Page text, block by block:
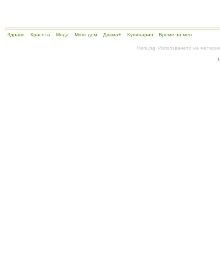
Здраве Красота Мода Моят дом Двама+ Кулинария Време за мен
Hera.bg. Използването на